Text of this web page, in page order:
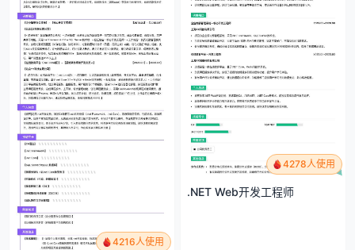
4216人使用
4278人使用
.NET Web开发工程师